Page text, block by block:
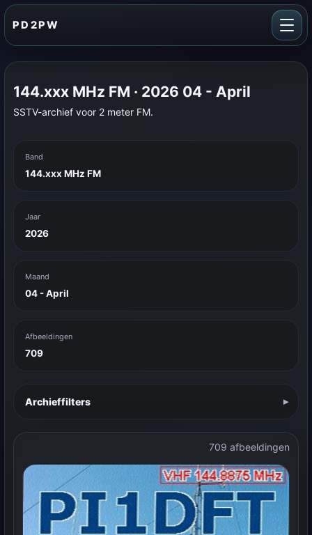
PD2PW
144.xxx MHz FM · 2026 04 - April
SSTV-archief voor 2 meter FM.
Band
144.xxx MHz FM
Jaar
2026
Maand
04 - April
Afbeeldingen
709
Archieffilters
709 afbeeldingen